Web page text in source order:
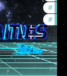
#
#